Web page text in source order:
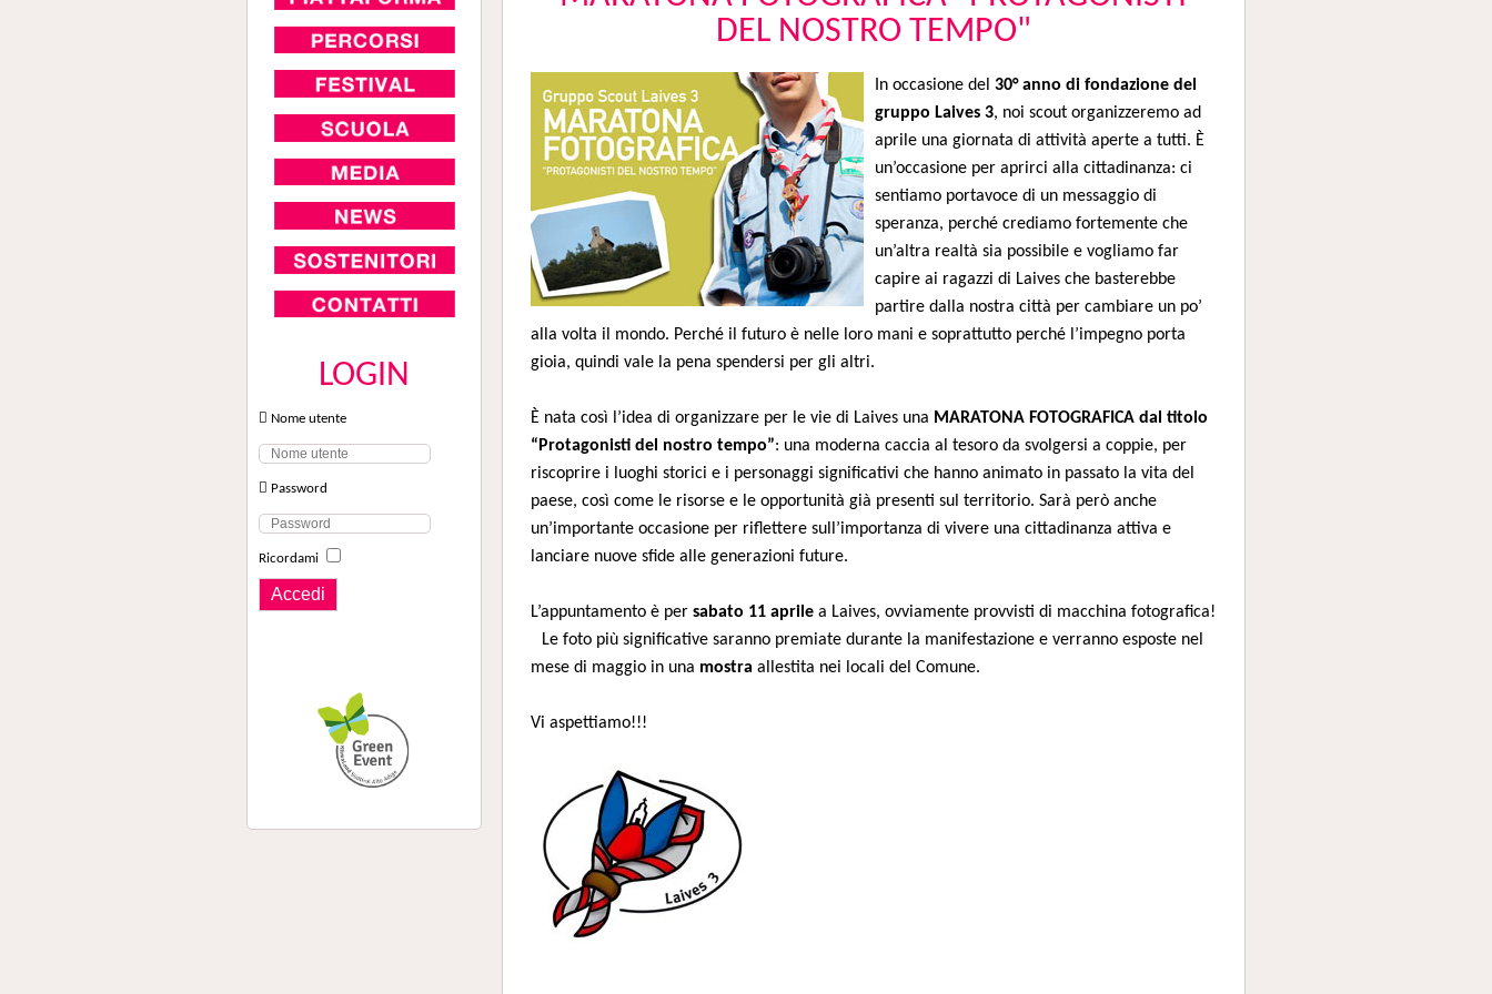
LOGIN
Nome utente
Password
Ricordami
DEL NOSTRO TEMPO"
In occasione del 30° anno di fondazione del
gruppo Laives 3, noi scout organizzeremo ad
aprile una giornata di attività aperte a tutti. È
un’occasione per aprirci alla cittadinanza: ci
sentiamo portavoce di un messaggio di
speranza, perché crediamo fortemente che
un’altra realtà sia possibile e vogliamo far
capire ai ragazzi di Laives che basterebbe
partire dalla nostra città per cambiare un po’
alla volta il mondo. Perché il futuro è nelle loro mani e soprattutto perché l’impegno porta
gioia, quindi vale la pena spendersi per gli altri.
È nata così l’idea di organizzare per le vie di Laives una MARATONA FOTOGRAFICA dal titolo
“Protagonisti del nostro tempo”: una moderna caccia al tesoro da svolgersi a coppie, per
riscoprire i luoghi storici e i personaggi significativi che hanno animato in passato la vita del
paese, così come le risorse e le opportunità già presenti sul territorio. Sarà però anche
un’importante occasione per riflettere sull’importanza di vivere una cittadinanza attiva e
lanciare nuove sfide alle generazioni future.
L’appuntamento è per sabato 11 aprilea Laives, ovviamente provvisti di macchina fotografica!
Le foto più significative saranno premiate durante la manifestazione e verranno esposte nel
mese di maggio in una mostra allestita nei locali del Comune.
Vi aspettiamo!!!